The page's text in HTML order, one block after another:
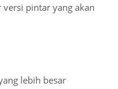
pintar yang akan
lebih besar